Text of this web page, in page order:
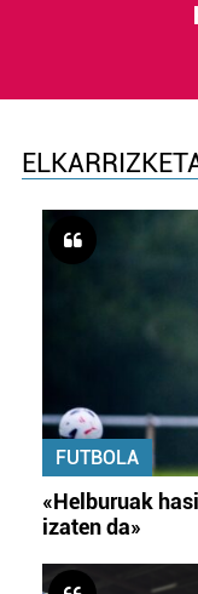
FUTBOLA
«Helburuak
izaten da»